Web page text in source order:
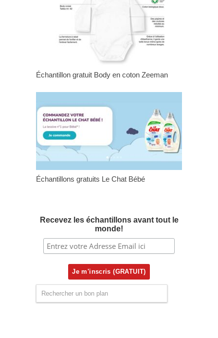
Échantillon gratuit Body en coton Zeeman
Échantillons gratuits Le Chat Bébé
Recevez les échantillons avant tout le
monde!